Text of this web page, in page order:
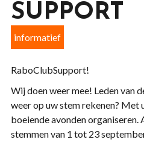
SUPPORT
informatief
RaboClubSupport!
Wij doen weer mee! Leden van
weer op uw stem rekenen? Met
boeiende avonden
stemmen van 1 tot 23